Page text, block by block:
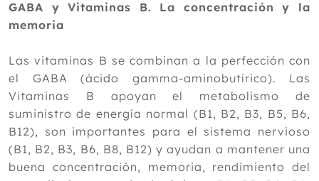
GABA y Vitaminas B. La concentración y la
memoria
Las vitaminas B se combinan a la perfección con
el GABA (ácido gamma-aminobutírico). Las
Vitaminas B apoyan el metabolismo de
suministro de energía normal (B1, B2, B3, B5, B6,
B12), son importantes para el sistema nervioso
(B1, B2, B3, B6, B8, B12) y ayudan a mantener una
buena concentración, memoria, rendimiento del